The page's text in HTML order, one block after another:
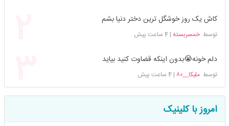
کاش یک روز خوشگل ترین دختر دنیا بشم
توسطخمسربسته |4 ساعت پیش
دلم خونه😭بدون اینکه قضاوت کنید بیاید
توسطملیکا__۸۰ |4 ساعت پیش
امروز با کلینیک